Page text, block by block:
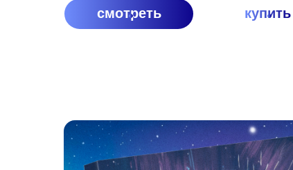
смотреть купить